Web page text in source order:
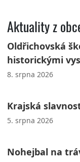
Aktuality z
Oldřichovská
historickými
8. srpna 2026
Krajská
5. srpna 2026
Nohejbal na